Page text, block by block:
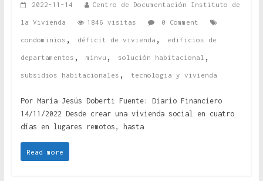
2022-11-14 Centro de Documentación Instituto de
la Vivienda 1846 visitas 0 Comment
condominios , déficit de vivienda , edificios de
departamentos , minvu , solución habitacional ,
subsidios habitacionales , tecnologia y vivienda
Por María Jesús Doberti Fuente: Diario Financiero
14/11/2022 Desde crear una vivienda social en cuatro
días en lugares remotos, hasta
Read more